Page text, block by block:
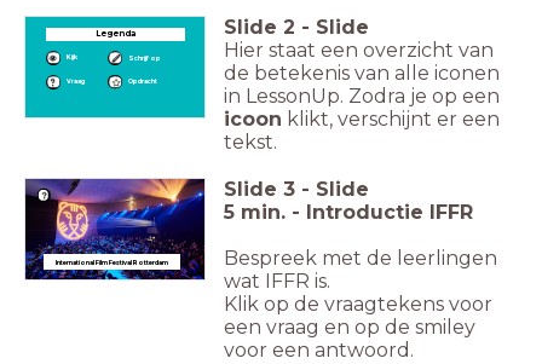
Legenda
Kijk
Vraag Opdracht
Schrijf op
Slide 2 - Slide
Hier staat een overzicht van
de betekenis van alle iconen
in LessonUp. Zodra je op een
icoon klikt, verschijnt er een
tekst.
International Film Festival Rotterdam
Slide 3 - Slide
5 min. - Introductie IFFR
Bespreek met de leerlingen
wat IFFR is.
Klik op de vraagtekens voor
een vraag en op de smiley
voor een antwoord.